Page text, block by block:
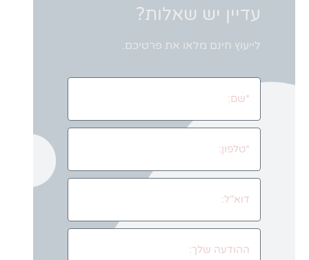
עדיין יש שאלות?
לייעוץ חינם מלאו את פרטיכם.